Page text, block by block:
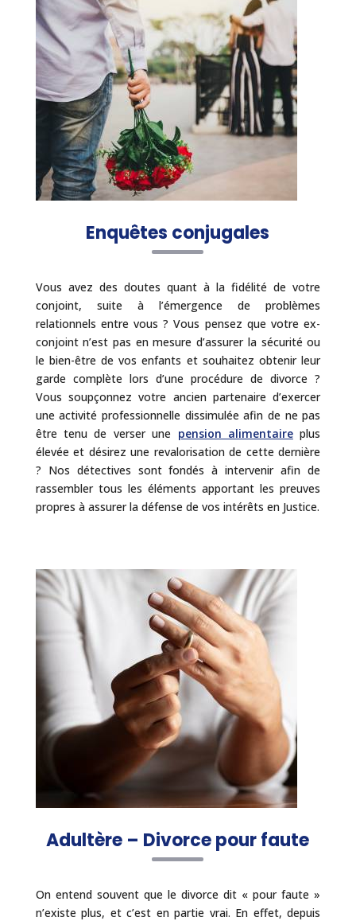
Enquêtes conjugales
Vous avez des doutes quant à la fidélité de votre
conjoint, suite à l’émergence de problèmes
relationnels entre vous ? Vous pensez que votre ex-
conjoint n’est pas en mesure d’assurer la sécurité ou
le bien-être de vos enfants et souhaitez obtenir leur
garde complète lors d’une procédure de divorce ?
Vous soupçonnez votre ancien partenaire d’exercer
une activité professionnelle dissimulée afin de ne pas
être tenu de verser une pension alimentaireplus
élevée et désirez une revalorisation de cette dernière
? Nos détectives sont fondés à intervenir afin de
rassembler tous les éléments apportant les preuves
propres à assurer la défense de vos intérêts en Justice.
Adultère – Divorce pour faute
On entend souvent que le divorce dit « pour faute »
n’existe plus, et c’est en partie vrai. En effet, depuis